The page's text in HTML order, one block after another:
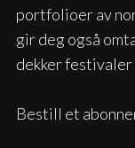
portfolioer av
gir deg også
dekker
Bestill et